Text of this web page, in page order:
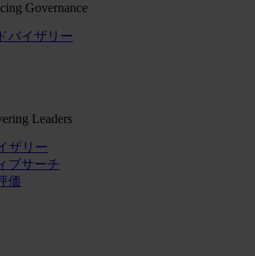
Governance
バイザリー
Leaders
ザリー
ブサーチ
価